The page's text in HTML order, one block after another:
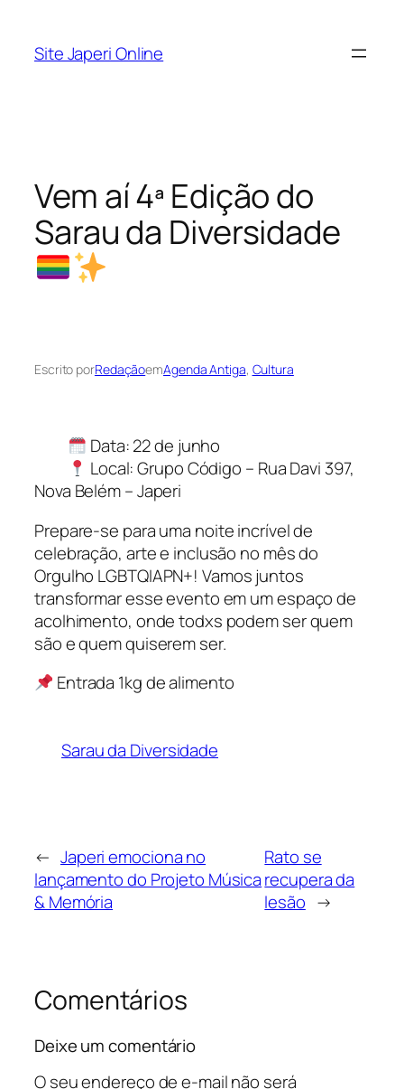
Site Japeri Online
Vem aí 4ª Edição do
Sarau da Diversidade
Escrito porRedaçãoemAgenda Antiga, Cultura
Data: 22 de junho
Local: Grupo Código – Rua Davi 397,
Nova Belém – Japeri
Prepare-se para uma noite incrível de
celebração, arte e inclusão no mês do
Orgulho LGBTQIAPN+! Vamos juntos
transformar esse evento em um espaço de
acolhimento, onde todxs podem ser quem
são e quem quiserem ser.
Entrada 1kg de alimento
Sarau da Diversidade
← Japeri emociona no
lançamento do Projeto Música
& Memória
Rato se
recupera da
lesão →
Comentários
Deixe um comentário
O seu endereço de e-mail não será